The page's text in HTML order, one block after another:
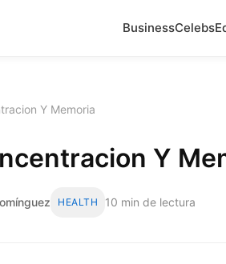
BusinessCelebs
Y Memoria
Y
HEALTH 10 min de lectura